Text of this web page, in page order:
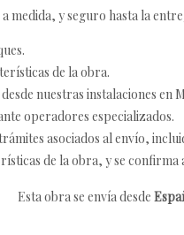
medida, y seguro hasta la
de la obra.
nuestras instalaciones en
operadores especializados.
asociados al envío,
de la obra, y se
Esta obra se envía desde